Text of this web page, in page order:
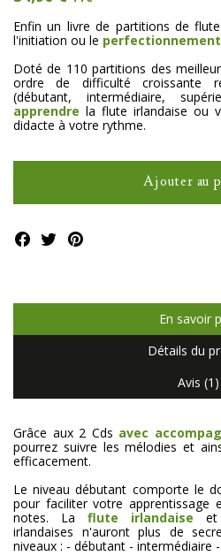
Enfin un livre de partitions de
l'initiation ou le perfectionnement
Doté de 110 partitions des
ordre de difficulté croissante
(débutant, intermédiaire,
apprendre la flute irlandaise ou
didacte à votre rythme.
Ajouter au
En savoir
Détails du
Avis (1)
Grâce aux 2 Cds avec
pourrez suivre les mélodies et
efficacement.
Le niveau débutant comporte le
pour faciliter votre apprentissage
notes. La flute irlandaise et
irlandaises n'auront plus de
niveaux : - débutant - intermédiaire